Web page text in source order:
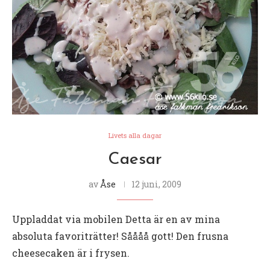
Livets alla dagar
Caesar
av Åse 12 juni, 2009
Uppladdat via mobilen Detta är en av mina
absoluta favoriträtter! Såååå gott! Den frusna
cheesecaken är i frysen.